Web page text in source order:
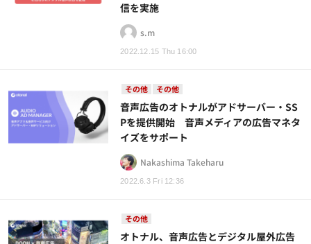
2022.12.15 Thu 16:00
信を実施
s.m
その他 その他
2022.6.3 Fri 12:36
音声広告のオトナルがアドサーバー・SS
Pを提供開始 音声メディアの広告マネタ
イズをサポート
Nakashima Takeharu
その他
オトナル、音声広告とデジタル屋外広告